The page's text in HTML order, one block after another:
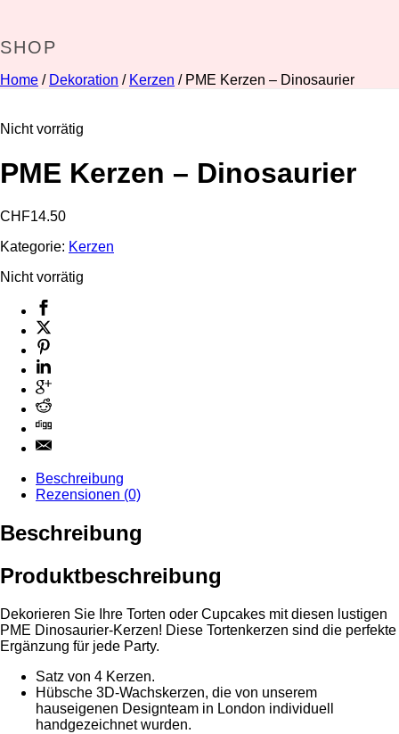
SHOP
Home / Dekoration / Kerzen / PME Kerzen – Dinosaurier
Nicht vorrätig
PME Kerzen – Dinosaurier
CHF14.50
Kategorie: Kerzen
Nicht vorrätig
Beschreibung
Rezensionen (0)
Beschreibung
Produktbeschreibung
Dekorieren Sie Ihre Torten oder Cupcakes mit diesen lustigen
PME Dinosaurier-Kerzen! Diese Tortenkerzen sind die perfekte
Ergänzung für jede Party.
Satz von 4 Kerzen.
Hübsche 3D-Wachskerzen, die von unserem
hauseigenen Designteam in London individuell
handgezeichnet wurden.